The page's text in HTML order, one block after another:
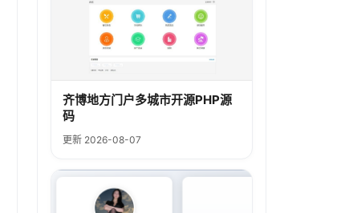
齐博地方门户多城市开源PHP源
码
更新 2026-08-07